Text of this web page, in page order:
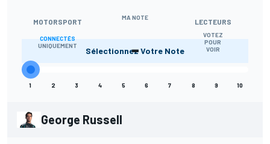
MOTORSPORT
CONNECTÉS
UNIQUEMENT
MA NOTE
-
LECTEURS
VOTEZ
POUR
VOIR
Sélectionnez Votre Note
1 2 3 4 5 6 7 8 9 10
George Russell